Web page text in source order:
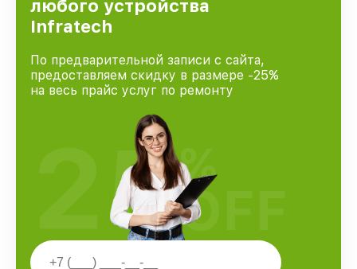
любого устройства
Infratech
По предварительной записи с сайта,
предоставляем скидку в размере -25%
на весь прайс услуг по ремонту
25%
OFF